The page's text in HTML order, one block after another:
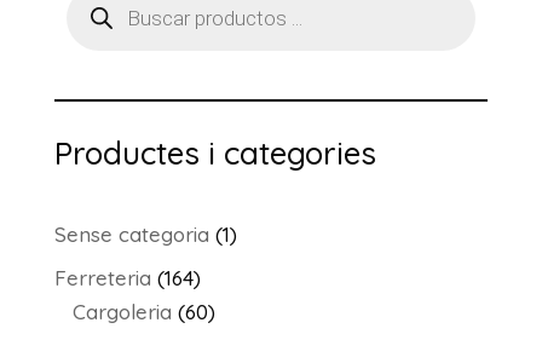
search
Productes i categories
Sense categoria 11
Ferreteria 164164
productes
Cargoleria 6060